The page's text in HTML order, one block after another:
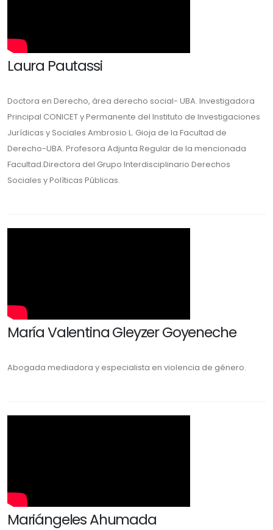
Laura Pautassi
Doctora en Derecho, área derecho social- UBA. Investigadora
Principal CONICET y Permanente del Instituto de Investigaciones
Jurídicas y Sociales Ambrosio L. Gioja de la Facultad de
Derecho-UBA. Profesora Adjunta Regular de la mencionada
Facultad.Directora del Grupo Interdisciplinario Derechos
Sociales y Polìticas Públicas.
María Valentina Gleyzer Goyeneche
Abogada mediadora y especialista en violencia de género.
Mariángeles Ahumada